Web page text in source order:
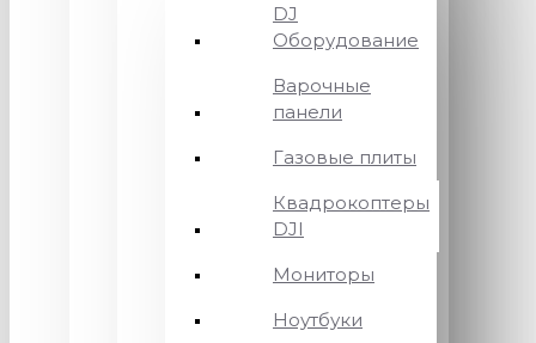
DJ
Оборудование
Варочные
панели
Газовые плиты
Квадрокоптеры
DJI
Мониторы
Ноутбуки